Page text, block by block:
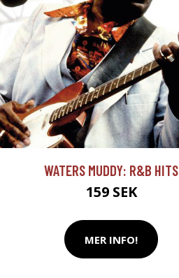
WATERS MUDDY: R&B HITS
159 SEK
MER INFO!